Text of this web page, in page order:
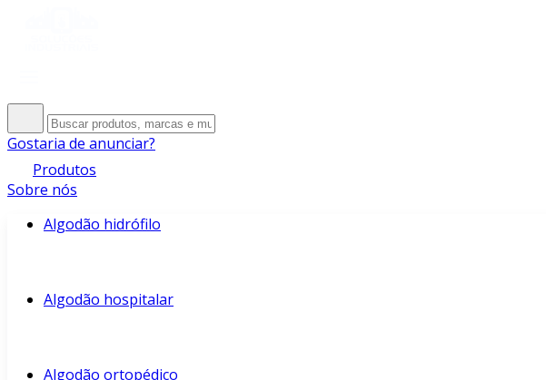
Gostaria de anunciar?
Produtos
Sobre nós
Algodão hidrófilo
Algodão hospitalar
Algodão ortopédico